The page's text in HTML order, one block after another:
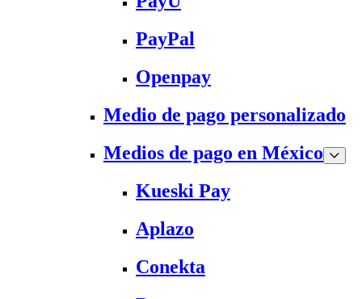
PayPal
Openpay
Medio de pago personalizado
Medios de pago en México
Kueski Pay
Aplazo
Conekta